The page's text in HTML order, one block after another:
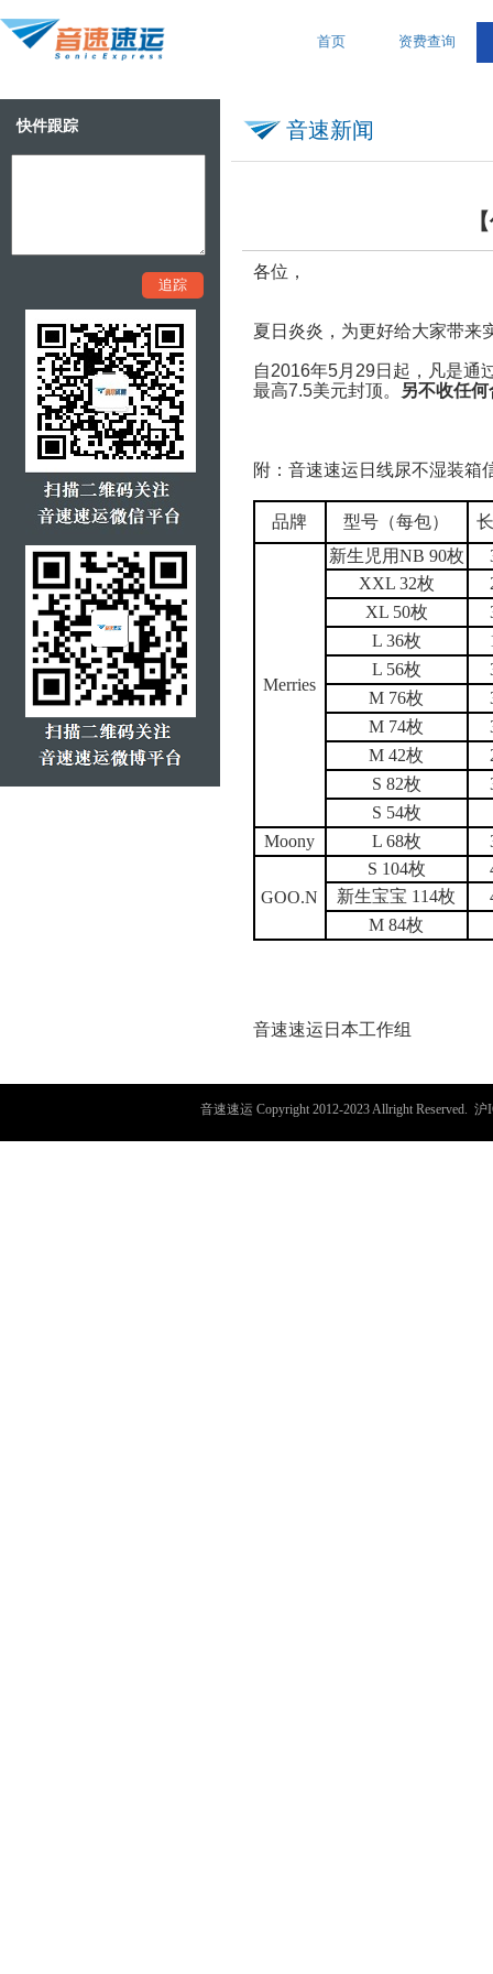
资费查询
首页
快件跟踪 音速新闻
各位，
夏日炎炎，为更好给大家带来
自2016年5月29日起，凡是通
最高7.5美元封顶。
另不收任
附：音速速运日线尿不湿装箱
品牌 型号（每包）
Merries
新生児用NB 90枚
XXL 32枚
XL 50枚
L 36枚
L 56枚
M 76枚
M 74枚
M 42枚
S 82枚
S 54枚
Moony
L 68枚
GOO.N
S 104枚
新生宝宝 114枚
M 84枚
音速速运日本工作组
音速速运 Copyright 2012-2023 Allright Reserved.沪